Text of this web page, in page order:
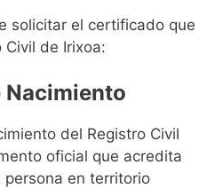
solicitar el certificado que
de Irixoa:
del Registro Civil
oficial que acredita
en territorio